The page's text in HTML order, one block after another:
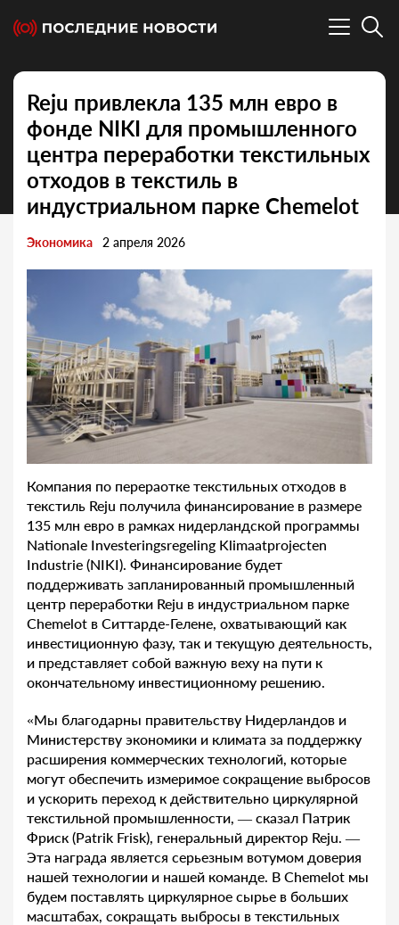
Reju привлекла 135 млн евро в
фонде NIKI для промышленного
центра переработки текстильных
отходов в текстиль в
индустриальном парке Chemelot
Экономика 2 апреля 2026
Компания по перераотке текстильных отходов в
текстиль Reju получила финансирование в размере
135 млн евро в рамках нидерландской программы
Nationale Investeringsregeling Klimaatprojecten
Industrie (NIKI). Финансирование будет
поддерживать запланированный промышленный
центр переработки Reju в индустриальном парке
Chemelot в Ситтарде-Гелене, охватывающий как
инвестиционную фазу, так и текущую деятельность,
и представляет собой важную веху на пути к
окончательному инвестиционному решению.
«Мы благодарны правительству Нидерландов и
Министерству экономики и климата за поддержку
расширения коммерческих технологий, которые
могут обеспечить измеримое сокращение выбросов
и ускорить переход к действительно циркулярной
текстильной промышленности, — сказал Патрик
Фриск (Patrik Frisk), генеральный директор Reju. —
Эта награда является серьезным вотумом доверия
нашей технологии и нашей команде. В Chemelot мы
будем поставлять циркулярное сырье в больших
масштабах, сокращать выбросы в текстильных